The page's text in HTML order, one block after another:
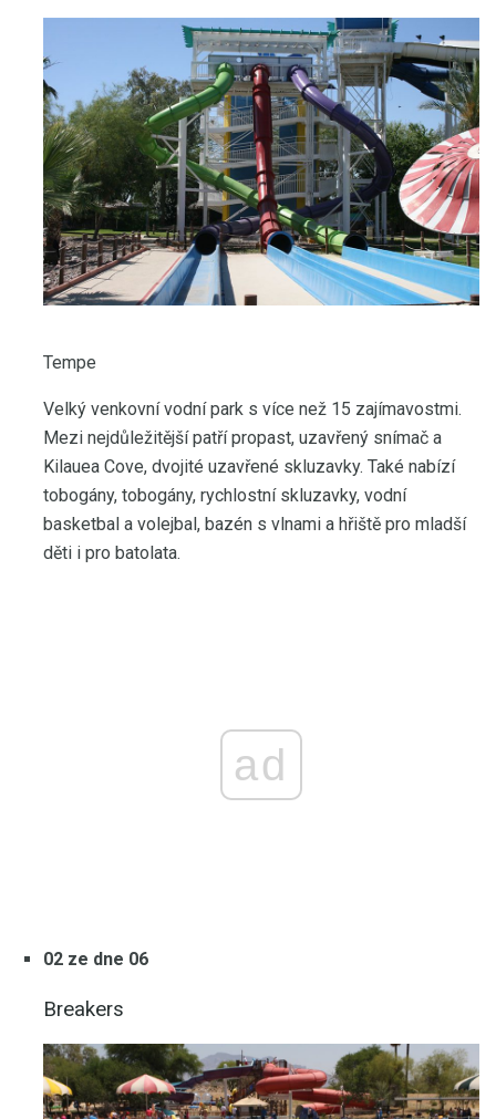
Tempe
Velký venkovní vodní park s více než 15 zajímavostmi.
Mezi nejdůležitější patří propast, uzavřený snímač a
Kilauea Cove, dvojité uzavřené skluzavky. Také nabízí
tobogány, tobogány, rychlostní skluzavky, vodní
basketbal a volejbal, bazén s vlnami a hřiště pro mladší
děti i pro batolata.
ad
02 ze dne 06
Breakers